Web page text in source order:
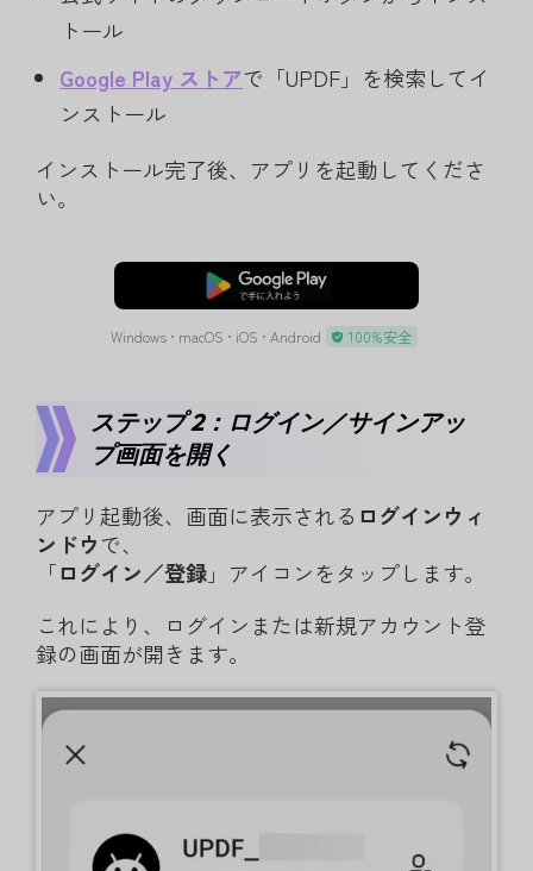
トール
Google Play ストアで「UPDF」を検索してイ
ンストール
インストール完了後、アプリを起動してくださ
い。
無料ダウンロード
Windows • macOS • iOS • Android 100%安全
ステップ 2：ログイン／サインアッ
プ画面を開く
アプリ起動後、画面に表示される ログインウィ
ンドウで、
「ログイン／登録」アイコンをタップします。
これにより、ログインまたは新規アカウント登
録の画面が開きます。